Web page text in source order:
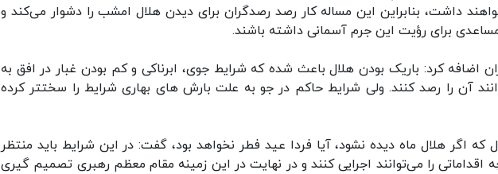
داشت، بنابراین این مساله کار رصد رصدگران برای دیدن هلال امشب را دشوار می‌کند و
برای رؤیت این جرم آسمانی داشته باشند.
اضافه کرد: باریک بودن هلال باعث شده که شرایط جوی، ابرناکی و کم بودن غبار در افق به
آن را رصد کنند. ولی شرایط حاکم در جو به علت بارش های بهاری شرایط را سختتر کرده
که اگر هلال ماه دیده نشود، آیا فردا عید فطر نخواهد بود، گفت: در این شرایط باید منتظر
اقداماتی را می‌توانند اجرایی کنند و در نهایت در این زمینه مقام معظم رهبری تصمیم گیری